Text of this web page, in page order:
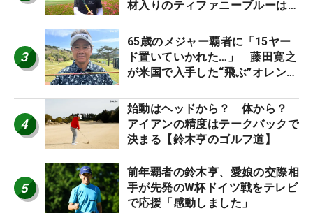
材入りのティファニーブルーは
3
65歳のメジャー覇者に「15ヤー
ド置いていかれた…」 藤田寛之
が米国で入手した“飛ぶ”オレンジ
4
始動はヘッドから？ 体から？
アイアンの精度はテークバックで
決まる【鈴木亨のゴルフ道】
5
前年覇者の鈴木亨、愛娘の交際相
手が先発のW杯ドイツ戦をテレビ
で応援「感動しました」